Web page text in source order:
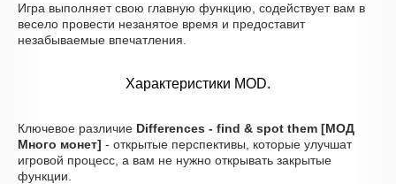
Игра выполняет свою главную функцию, содействует вам в
весело провести незанятое время и предоставит
незабываемые впечатления.
Характеристики MOD.
Ключевое различие Differences - find & spot them [МОД
Много монет] - открытые перспективы, которые улучшат
игровой процесс, а вам не нужно открывать закрытые
функции.